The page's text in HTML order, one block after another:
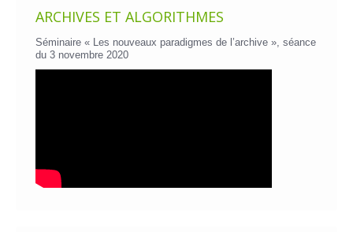
ARCHIVES ET ALGORITHMES
Séminaire « Les nouveaux paradigmes de l’archive », séance
du 3 novembre 2020